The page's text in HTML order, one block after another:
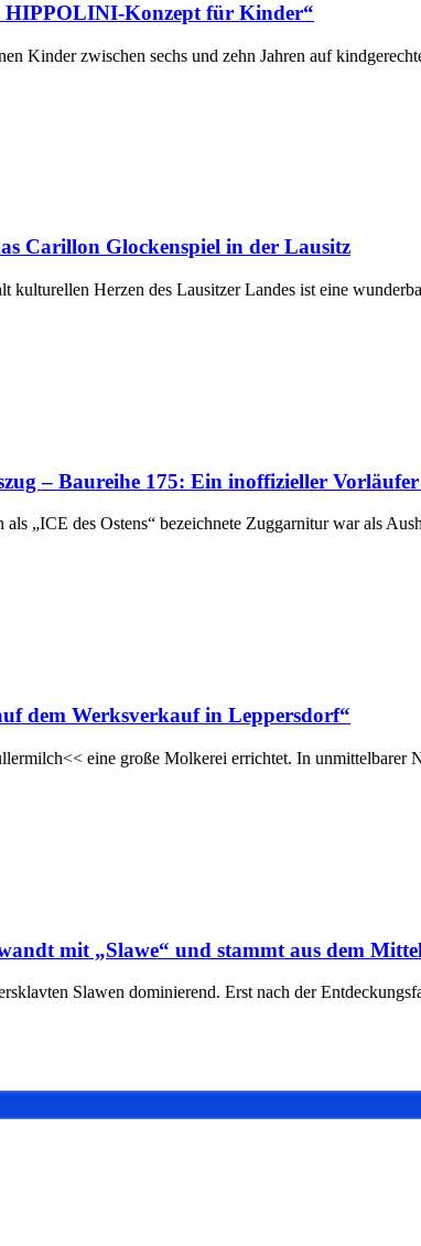
HIPPOLINI-Konzept für Kinder“
Kinder zwischen sechs und zehn Jahren auf
Carillon Glockenspiel in der Lausitz
kulturellen Herzen des Lausitzer Landes ist eine
– Baureihe 175: Ein inoffizieller
„ICE des Ostens“ bezeichnete Zuggarnitur war als
dem Werksverkauf in Leppersdorf“
eine große Molkerei errichtet. In unmittelbarer
mit „Slawe“ und stammt aus dem
Slawen dominierend. Erst nach der